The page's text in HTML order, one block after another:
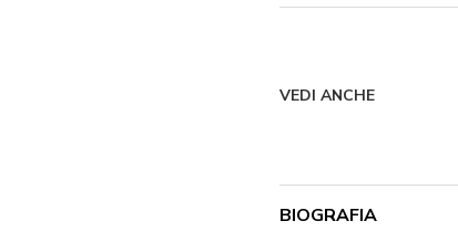
VEDI ANCHE
BIOGRAFIA